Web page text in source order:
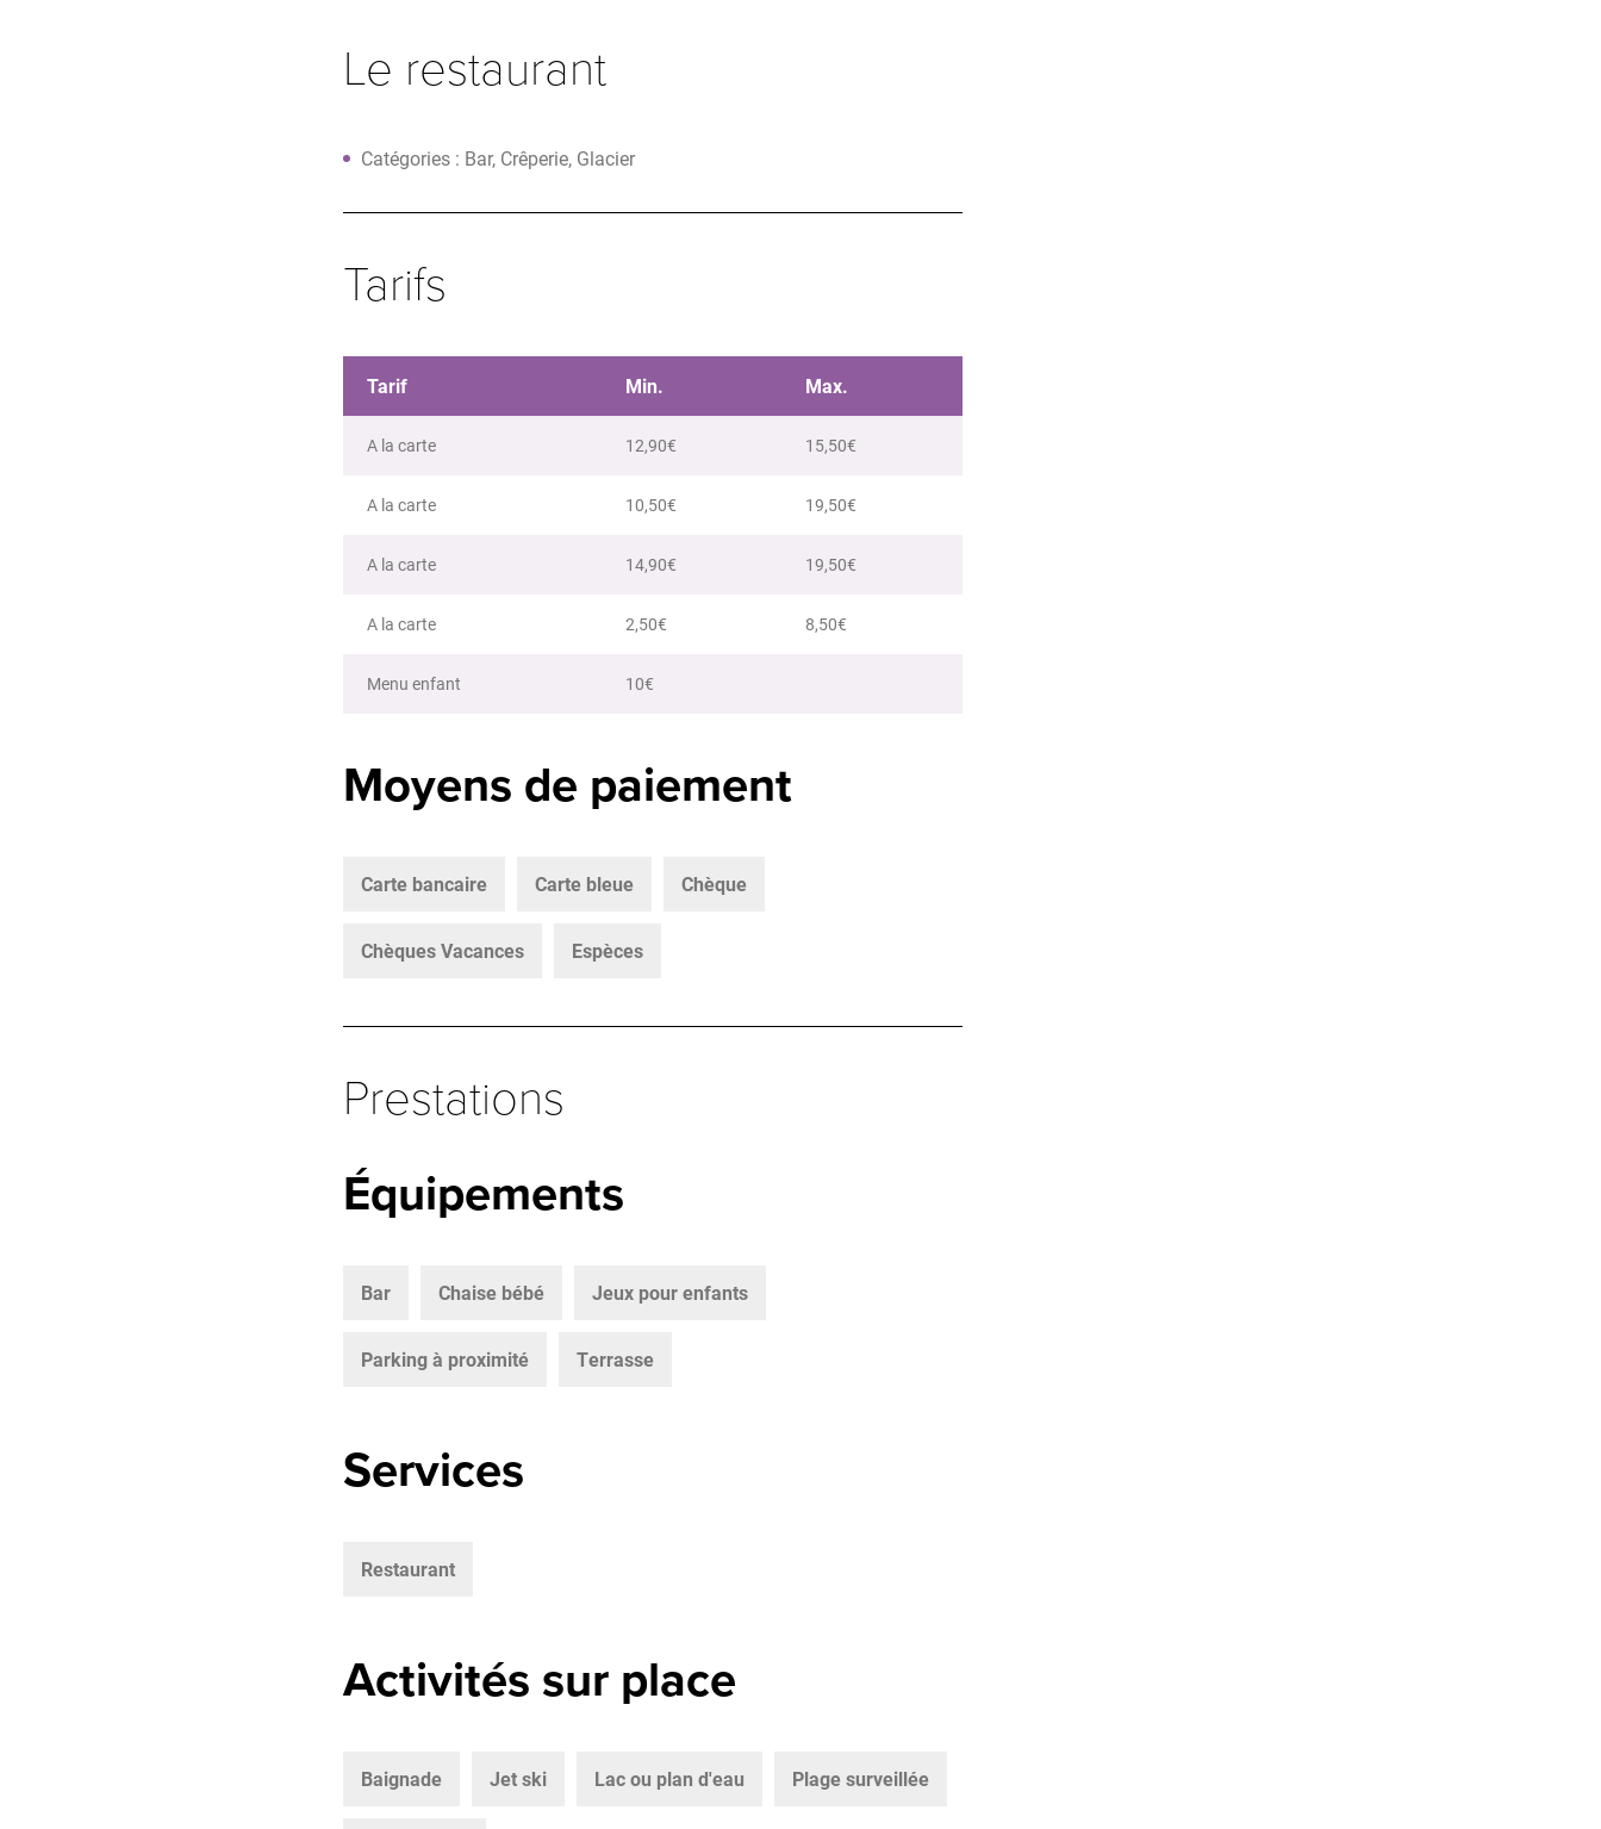
Le restaurant
Catégories : Bar, Crêperie, Glacier
Tarifs
Tarif Min. Max.
A la carte 12,90€ 15,50€
A la carte 10,50€ 19,50€
A la carte 14,90€ 19,50€
A la carte 2,50€ 8,50€
Menu enfant 10€
Moyens de paiement
Carte bancaire Carte bleue Chèque
Chèques Vacances Espèces
Prestations
Équipements
Bar Chaise bébé Jeux pour enfants
Parking à proximité Terrasse
Services
Restaurant
Activités sur place
Baignade Jet ski Lac ou plan d'eau Plage surveillée